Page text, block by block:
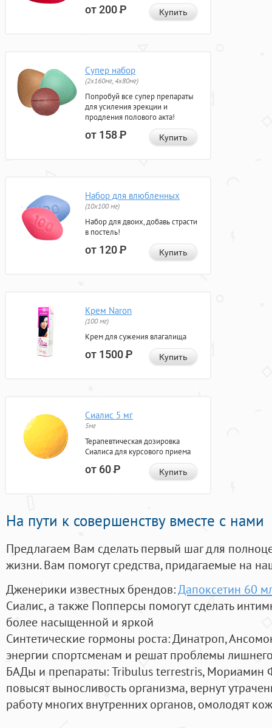
от 200Р Купить
Супер набор
(2х160мг, 4х80мг)
Попробуй все супер препараты
для усиления эрекции и
продления полового акта!
от 158Р Купить
Набор для влюбленных
(10х100 мг)
Набор для двоих, добавь страсти
в постель!
от 120Р Купить
Крем Naron
(100 мг)
Крем для сужения влагалища
от 1500Р Купить
Сиалис 5 мг
5мг
Терапевтическая дозировка
Сиалиса для курсового приема
от 60Р Купить
На пути к совершенству вместе с нами
Предлагаем Вам сделать первый шаг для
жизни. Вам помогут средства, придагаемые на
Дженерики известных брендов:Дапоксетин 60
Сиалис, а также Попперсы помогут сделать
более насыщенной и яркой
Синтетические гормоны роста: Динатроп,
энергии спортсменам и решат проблемы
БАДы и препараты:Tribulus terrestris, Мориамин
повысят выносливость организма, вернут
работу многих внутренних органов, омолодят